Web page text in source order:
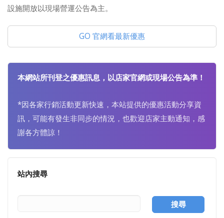
設施開放以現場營運公告為主。
GO 官網看最新優惠
本網站所刊登之優惠訊息，以店家官網或現場公告為準！
*因各家行銷活動更新快速，本站提供的優惠活動分享資
訊，可能有發生非同步的情況，也歡迎店家主動通知，感
謝各方體諒！
站內搜尋
搜尋